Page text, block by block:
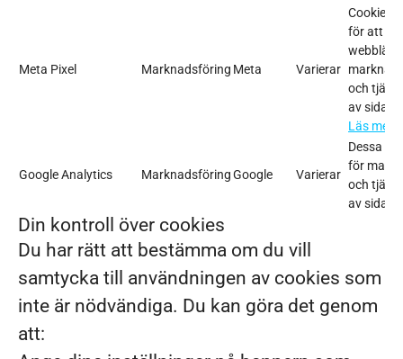
Meta Pixel Marknadsföring Meta Varierar
Cookies
för att
och
av sidan
Läs mer
Google Analytics MarknadsföringGoogle Varierar
Dessa
för
och
av sidan.
Din kontroll över cookies
Du har rätt att bestämma om du vill
samtycka till användningen av cookies som
inte är nödvändiga. Du kan göra det genom
att: